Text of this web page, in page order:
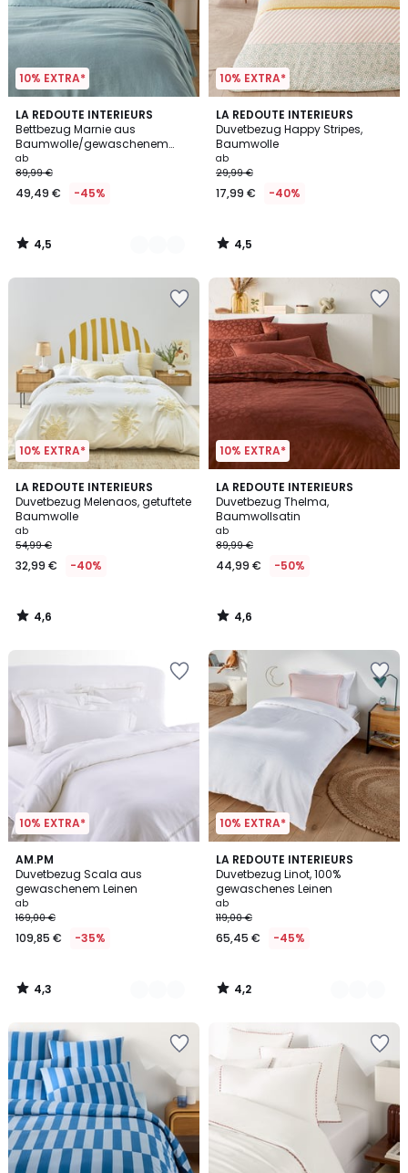
10% EXTRA*
LA REDOUTE INTERIEURS
Bettbezug Marnie aus
Baumwolle/gewaschenem
Leinen
ab
89,99 €
49,49 € -45%
4,5
/ 5
3
Farben
4,5
/
10% EXTRA*
LA REDOUTE INTERIEURS
Duvetbezug Happy Stripes,
Baumwolle
ab
29,99 €
17,99 € -40%
4,5
/ 5
4,5
/
10% EXTRA*
LA REDOUTE INTERIEURS
Duvetbezug Melenaos, getuftete
Baumwolle
ab
54,99 €
32,99 € -40%
4,6
/ 5
4,6
/
10% EXTRA*
LA REDOUTE INTERIEURS
Duvetbezug Thelma,
Baumwollsatin
ab
89,99 €
44,99 € -50%
4,6
/ 5
4,6
/
10% EXTRA*
AM.PM
Duvetbezug Scala aus
gewaschenem Leinen
ab
169,00 €
109,85 € -35%
4,3
/ 5
2
Farben
4,3
/
10% EXTRA*
LA REDOUTE INTERIEURS
Duvetbezug Linot, 100%
gewaschenes Leinen
ab
119,00 €
65,45 € -45%
4,2
/ 5
21
Farben
4,2
/